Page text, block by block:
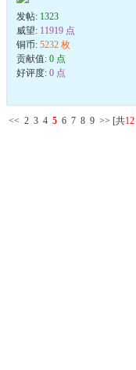
发帖: 1323
威望: 11919 点
铜币: 5232 枚
贡献值: 0 点
好评度: 0 点
<< 2 3 4 5 6 7 8 9 >> [共12